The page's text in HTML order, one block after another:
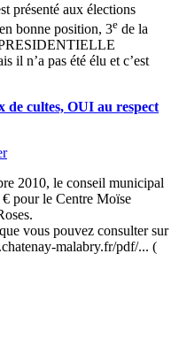
présenté aux élections
bonne position, 3e de la
n’a pas été élu et c’est
de cultes, OUI au respect
2010, le conseil municipal
pour le Centre Moïse
vous pouvez consulter sur
malabry.fr/pdf/... (